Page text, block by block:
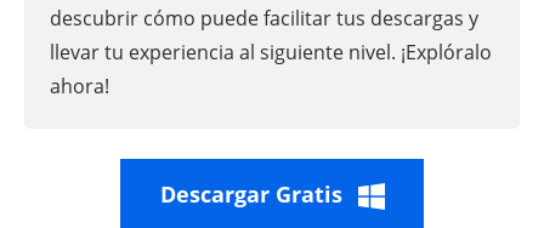
descubrir cómo puede facilitar tus descargas y
llevar tu experiencia al siguiente nivel. ¡Explóralo
ahora!
Descargar Gratis